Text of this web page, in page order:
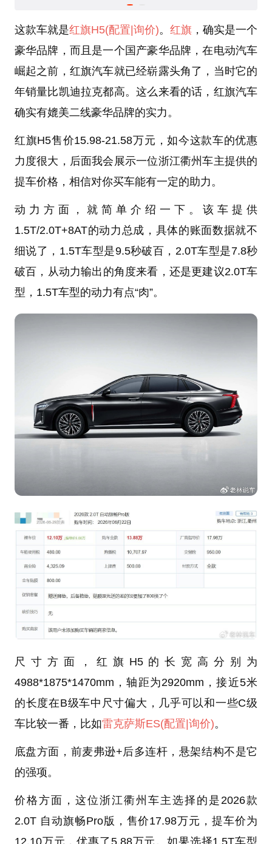
这款车就是红旗H5(配置 |询价)。红旗 ，确实是一个
豪华品牌，而且是一个国产豪华品牌，在电动汽车
崛起之前，红旗汽车就已经崭露头角了，当时它的
年销量比凯迪拉克都高。这么来看的话，红旗汽车
确实有媲美二线豪华品牌的实力。
红旗H5售价15.98-21.58万元，如今这款车的优惠
力度很大，后面我会展示一位浙江衢州车主提供的
提车价格，相信对你买车能有一定的助力。
动力方面，就简单介绍一下。该车提供
1.5T/2.0T+8AT的动力总成，具体的账面数据就不
细说了，1.5T车型是9.5秒破百，2.0T车型是7.8秒
破百，从动力输出的角度来看，还是更建议2.0T车
型，1.5T车型的动力有点“肉”。
尺寸方面，红旗H5的长宽高分别为
4988*1875*1470mm，轴距为2920mm，接近5米
的长度在B级车中尺寸偏大，几乎可以和一些C级
车比较一番，比如雷克萨斯ES(配置|询价)。
底盘方面，前麦弗逊+后多连杆，悬架结构不是它
的强项。
价格方面，这位浙江衢州车主选择的是2026款
2.0T 自动旗畅Pro版，售价17.98万元，提车价为
12.10万元，优惠了5.88万元。如果选择1.5T车型